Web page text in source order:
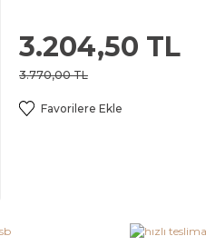
3.204,50 TL
3.770,00 TL